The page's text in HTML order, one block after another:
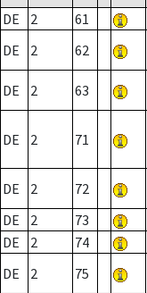
DE 2 61
DE
2 62
DE 2 63
DE 2 71
DE 2 72
DE
2 73
DE
2 74
DE
2 75